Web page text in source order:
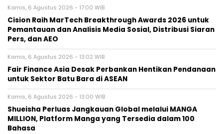
Kamis, 6 Agustus 2026 - 17:00 WIB
Cision Raih MarTech Breakthrough Awards 2026 untuk
Pemantauan dan Analisis Media Sosial, Distribusi Siaran
Pers, dan AEO
Kamis, 6 Agustus 2026 - 13:02 WIB
Fair Finance Asia Desak Perbankan Hentikan Pendanaan
untuk Sektor Batu Bara di ASEAN
Kamis, 6 Agustus 2026 - 13:00 WIB
Shueisha Perluas Jangkauan Global melalui MANGA
MILLION, Platform Manga yang Tersedia dalam 100
Bahasa